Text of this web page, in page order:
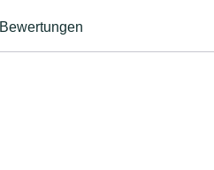
Bewertungen